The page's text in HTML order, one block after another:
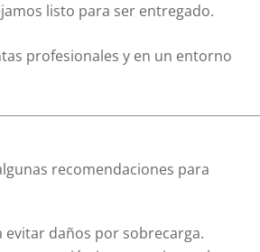
listo para ser entregado.
profesionales y en un entorno
recomendaciones para
evitar daños por sobrecarga.